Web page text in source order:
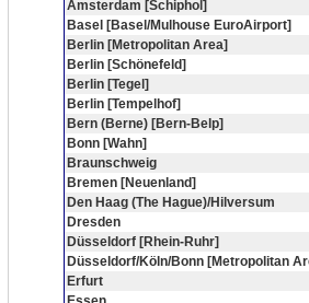
Amsterdam [Schiphol]
Basel [Basel/Mulhouse EuroAirport]
Berlin [Metropolitan Area]
Berlin [Schönefeld]
Berlin [Tegel]
Berlin [Tempelhof]
Bern (Berne) [Bern-Belp]
Bonn [Wahn]
Braunschweig
Bremen [Neuenland]
Den Haag (The Hague)/Hilversum
Dresden
Düsseldorf [Rhein-Ruhr]
Düsseldorf/Köln/Bonn [Metropolitan
Erfurt